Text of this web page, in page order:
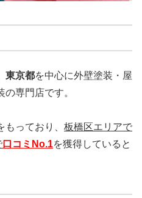
東京都を中心に外壁塗装・屋
専門店です。
もっており、 板橋区エリアで
口コミNo.1を獲得していると